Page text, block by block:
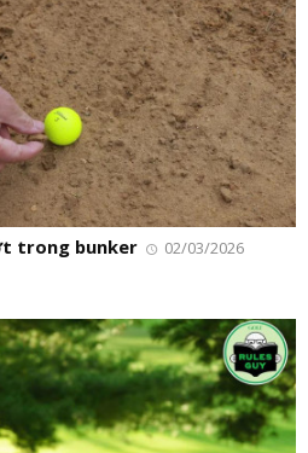
trong bunker 02/03/2026